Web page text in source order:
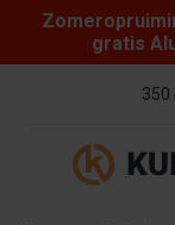
Skip to content
gratis
350